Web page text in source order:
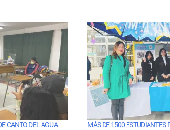
CANTO DEL AGUA
MÁS DE 1500 ESTUDIANTES